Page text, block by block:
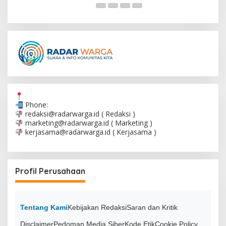
Phone:
redaksi@radarwarga.id ( Redaksi )
marketing@radarwarga.id ( Marketing )
kerjasama@radarwarga.id ( Kerjasama )
Profil Perusahaan
Tentang KamiKebijakan RedaksiSaran dan Kritik
DisclaimerPedoman Media SiberKode EtikCookie Policy